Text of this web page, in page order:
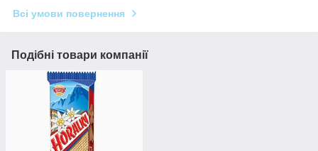
Всі умови повернення
Подібні товари компанії